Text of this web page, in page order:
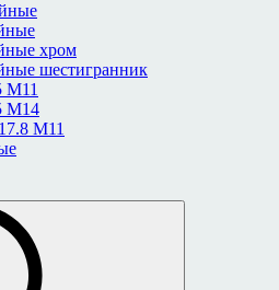
хром
шестигранник
M14
M11